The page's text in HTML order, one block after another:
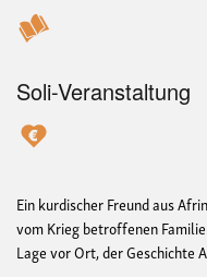
Soli-Veranstaltung
Ein kurdischer Freund aus
vom Krieg betroffenen
Lage vor Ort, der Geschichte